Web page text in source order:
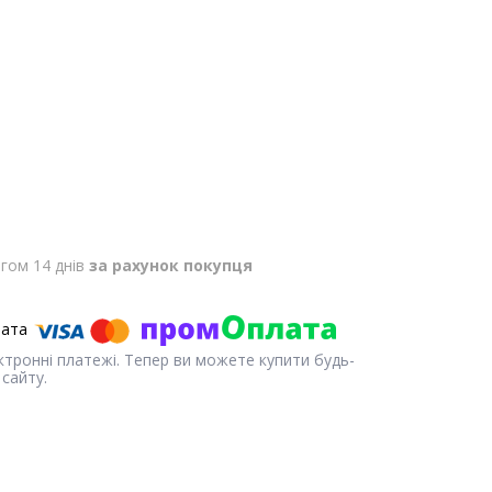
14 днів за рахунок покупця
платежі. Тепер ви можете купити будь-